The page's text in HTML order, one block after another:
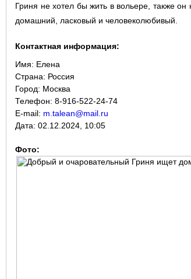
Гриня не хотел бы жить в вольере, также
домашний, ласковый и человеколюбивый.
Контактная информация:
Имя: Елена
Страна: Россия
Город: Москва
Телефон: 8-916-522-24-74
E-mail: m.talean@mail.ru
Дата: 02.12.2024, 10:05
Фото: